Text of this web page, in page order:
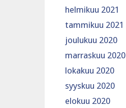
helmikuu 2021
tammikuu 2021
joulukuu 2020
marraskuu 2020
lokakuu 2020
syyskuu 2020
elokuu 2020